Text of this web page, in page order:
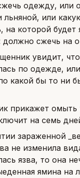
одежду, или
льняной, или
которой будет
должно сжечь на
увидит,
по одежде,
какой бы то ни
прикажет омыть
на семь
зараженной
не изменила
язва, то она
ямина на